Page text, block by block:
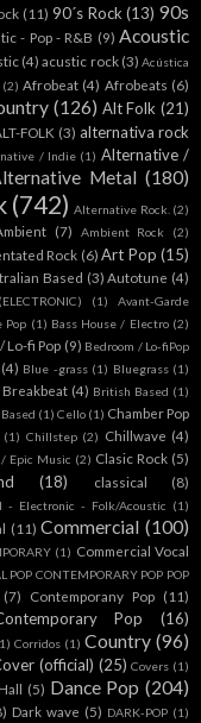
(11) 90´s Rock (13) 90s
- Pop - R&B (9) Acoustic
(4) acustic rock (3) Acústica
(2) Afrobeat (4) Afrobeats (6)
(126) Alt Folk (21)
FOLK (3) alternativa rock
/ Indie (1) Alternative /
Metal (180)
(742) Alternative Rock. (2)
(7) Ambient Rock (2)
Rock (6) Art Pop (15)
Based (3) Autotune (4)
(1)
Avant-Garde
Pop (1) Bass House / Electro (2)
Lo-fi Pop (9) Bedroom / Lo-fiPop
(4) Blue -grass (1) Bluegrass (1)
Breakbeat (4) British Based (1)
(1) Cello (1) Chamber Pop
(1) Chillstep (2) Chillwave (4)
Epic Music (2) Clasic Rock (5)
(18) classical (8)
- Electronic - Folk/Acoustic (1)
(11) Commercial (100)
(1) Commercial Vocal
CONTEMPORARY POP POP
(7) Contemporany Pop (11)
Pop
(16)
Corridos (1) Country (96)
(official) (25) Covers (1)
(5) Dance Pop (204)
Dark wave (5) DARK-POP (1)